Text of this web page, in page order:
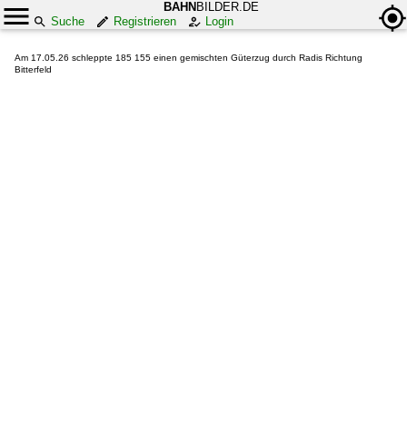
BAHN BILDER.DE
Suche
Registrieren Login
Am 17.05.26 schleppte 185 155 einen gemischten Güterzug durch Radis Richtung
Bitterfeld